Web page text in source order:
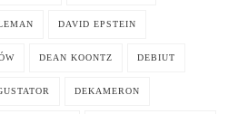
DAVID EPSTEIN
DEAN KOONTZ DEBIUT
DEKAMERON